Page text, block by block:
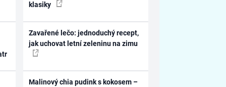
klasiky
Zavařené lečo: jednoduchý recept,
jak uchovat letní zeleninu na zimu
Malinový chia pudink s kokosem –